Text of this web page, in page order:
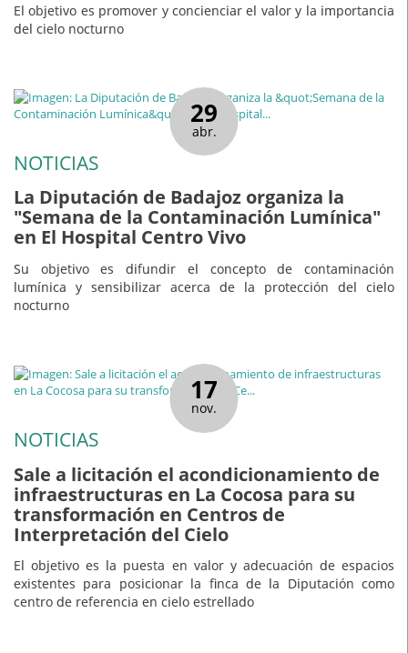
El objetivo es promover y concienciar el valor y la importancia
del cielo nocturno
29
abr.
NOTICIAS
La Diputación de Badajoz organiza la
"Semana de la Contaminación Lumínica"
en El Hospital Centro Vivo
Su objetivo es difundir el concepto de contaminación
lumínica y sensibilizar acerca de la protección del cielo
nocturno
17
nov.
NOTICIAS
Sale a licitación el acondicionamiento de
infraestructuras en La Cocosa para su
transformación en Centros de
Interpretación del Cielo
El objetivo es la puesta en valor y adecuación de espacios
existentes para posicionar la finca de la Diputación como
centro de referencia en cielo estrellado